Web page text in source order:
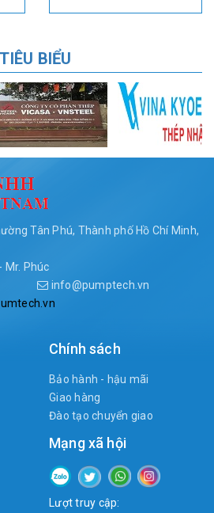
BIỂU
Tân Phú, Thành phố Hồ Chí Minh,
Mr. Phúc
info@pumptech.vn
Chính sách
Bảo hành - hậu mãi
Giao hàng
Đào tạo chuyển giao
Mạng xã hội
Lượt truy cập: